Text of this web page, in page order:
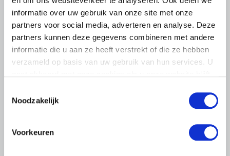
informatie over uw gebruik van onze site met onze
partners voor social media, adverteren en analyse. Deze
partners kunnen deze gegevens combineren met andere
informatie die u aan ze heeft verstrekt of die ze hebben
verzameld op basis van uw gebruik van hun services. U
Noodzakelijk
Voorkeuren
ALGEMENE INFORMATIE
10 AUGUSTUS 2026
LTO reageert op Uitvoeringswet
de Uitvoeringswet Natuurherstelverordening
Natuurherstel moet worden uitgevoerd met oog voor een
Lees meer